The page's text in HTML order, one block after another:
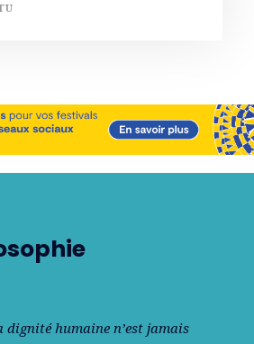
dignité humaine n’est jamais